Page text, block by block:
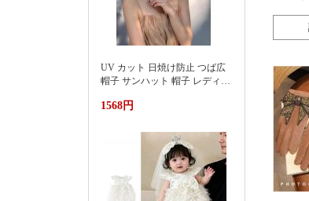
UV カット 日焼け防止 つば広
帽子 サンハット 帽子 レディー
好看防晒显脸小沙滩海边防紫
1568円